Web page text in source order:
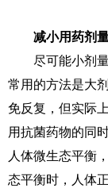
减小用药剂
尽可能小剂量
常用的方法是大
免反复，但实际
用抗菌药物的同
人体微生态平衡
态平衡时，人体